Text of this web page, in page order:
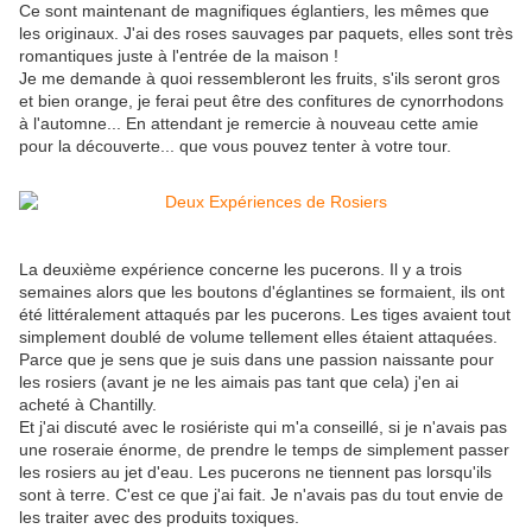
Ce sont maintenant de magnifiques églantiers, les mêmes que
les originaux. J'ai des roses sauvages par paquets, elles sont très
romantiques juste à l'entrée de la maison !
Je me demande à quoi ressembleront les fruits, s'ils seront gros
et bien orange, je ferai peut être des confitures de cynorrhodons
à l'automne... En attendant je remercie à nouveau cette amie
pour la découverte... que vous pouvez tenter à votre tour.
La deuxième expérience concerne les pucerons. Il y a trois
semaines alors que les boutons d'églantines se formaient, ils ont
été littéralement attaqués par les pucerons. Les tiges avaient tout
simplement doublé de volume tellement elles étaient attaquées.
Parce que je sens que je suis dans une passion naissante pour
les rosiers (avant je ne les aimais pas tant que cela) j'en ai
acheté à Chantilly.
Et j'ai discuté avec le rosiériste qui m'a conseillé, si je n'avais pas
une roseraie énorme, de prendre le temps de simplement passer
les rosiers au jet d'eau. Les pucerons ne tiennent pas lorsqu'ils
sont à terre. C'est ce que j'ai fait. Je n'avais pas du tout envie de
les traiter avec des produits toxiques.